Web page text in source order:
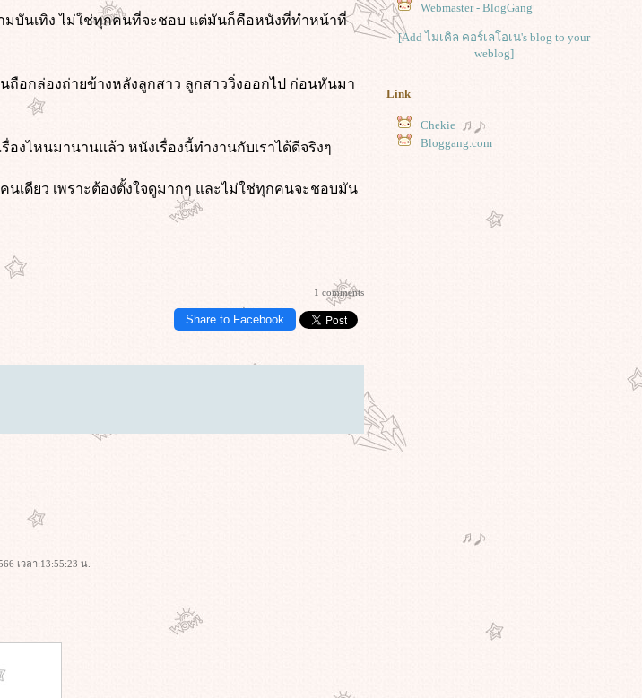
มบันเทิง ไม่ใช่ทุกคนที่จะชอบ แต่มันก็คือหนังที่ทำหน้าที่
อกล่องถ่ายข้างหลังลูกสาว ลูกสาววิ่งออกไป ก่อนหันมา
ไหนมานานแล้ว หนังเรื่องนี้ทำงานกับเราได้ดีจริงๆ
เดียว เพราะต้องตั้งใจดูมากๆ และไม่ใช่ทุกคนจะชอบมัน
1 comments
Share to Facebook
เวลา:13:55:23 น.
Webmaster - BlogGang
[Add ไมเคิล คอร์เลโอเน's blog to your
weblog]
Link
Chekie
Bloggang.com